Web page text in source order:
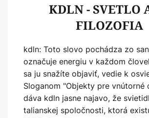
KDLN - SVETLO
FILOZOFIA
kdln: Toto slovo pochádza zo
označuje energiu v každom
sa ju snažíte objaviť, vedie k
Sloganom "Objekty pre vnútorné
dáva kdln jasne najavo, že
talianskej spoločnosti, ktorá